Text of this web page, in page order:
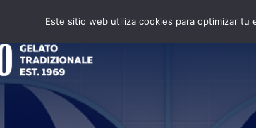
Este sitio web utiliza cookies para optimizar tu